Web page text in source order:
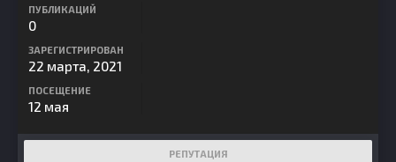
ПУБЛИКАЦИЙ
0
ЗАРЕГИСТРИРОВАН
22 марта, 2021
ПОСЕЩЕНИЕ
12 мая
РЕПУТАЦИЯ